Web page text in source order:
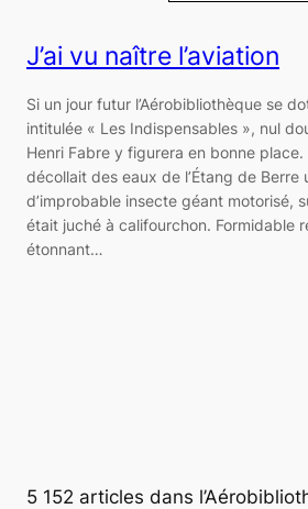
J’ai vu naître l’aviation
Si un jour futur l’Aérobibliothèque se
intitulée « Les Indispensables », nul
Henri Fabre y figurera en bonne place.
décollait des eaux de l’Étang de Berre
d’improbable insecte géant motorisé,
était juché à califourchon. Formidable
étonnant…
5 152 articles dans